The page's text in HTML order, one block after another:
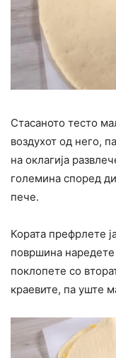
Стасаното тесто
воздухот од него,
на оклагија
големина според
пече.
Кората префрлете
површина
поклопете со
краевите, па уште